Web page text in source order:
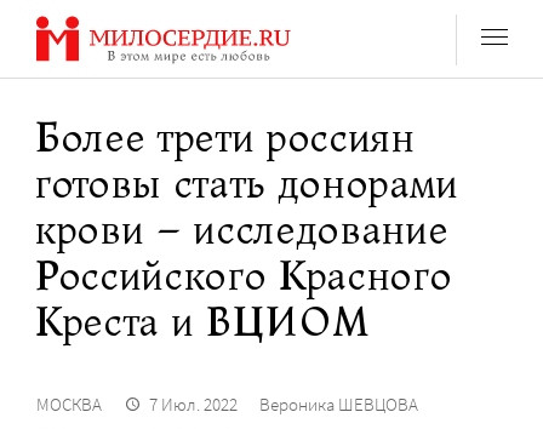
Перейти
содержанию
Более трети россиян
готовы стать донорами
крови – исследование
Российского Красного
Креста и ВЦИОМ
МОСКВА 7 Июл. 2022 Вероника ШЕВЦОВА